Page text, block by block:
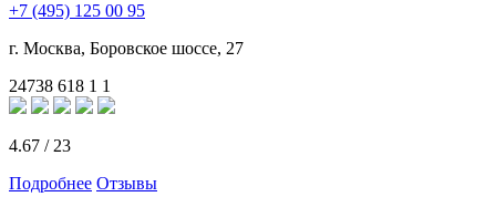
+7 (495) 125 00 95
г. Москва, Боровское шоссе, 27
24738 618 1 1
4.67 / 23
Подробнее Отзывы